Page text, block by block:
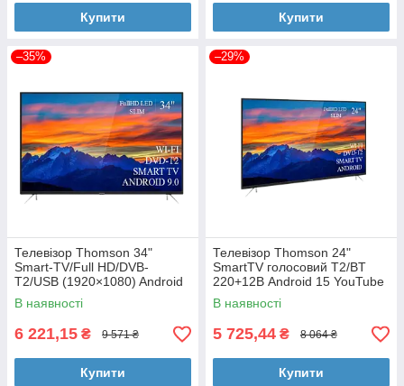
Купити Купити
–35%
Телевізор Thomson 34"
Smart-TV/Full HD/DVB-
T2/USB (1920×1080) Android
15.0 блютуз + голосове
управління
В наявності
6 221,15 ₴ 9 571 ₴
Купити
–29%
Телевізор Thomson 24"
SmartTV голосовий T2/BT
220+12В Android 15 YouTube
Netflix
В наявності
5 725,44 ₴ 8 064 ₴
Купити